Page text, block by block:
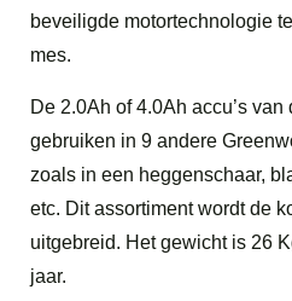
beveiligde motortechnologie
mes.
De 2.0Ah of 4.0Ah accu’s
gebruiken in 9 andere
zoals in een heggenschaar,
etc. Dit assortiment wordt de
uitgebreid. Het gewicht is 26
jaar.